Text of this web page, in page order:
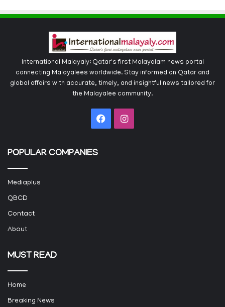
International Malayaly: Qatar's first Malayalam news portal
connecting Malayalees worldwide. Stay informed on Qatar and
global affairs with accurate, timely, and insightful news tailored for
the Malayalee community.
FacebookInstagram
POPULAR COMPANIES
Mediaplus
QBCD
Contact
About
MUST READ
Home
Breaking News